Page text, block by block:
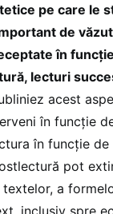
pe care le
de
în funcție
lecturi
acest
în funcție
în funcție de
pot
textelor, a
inclusiv spre